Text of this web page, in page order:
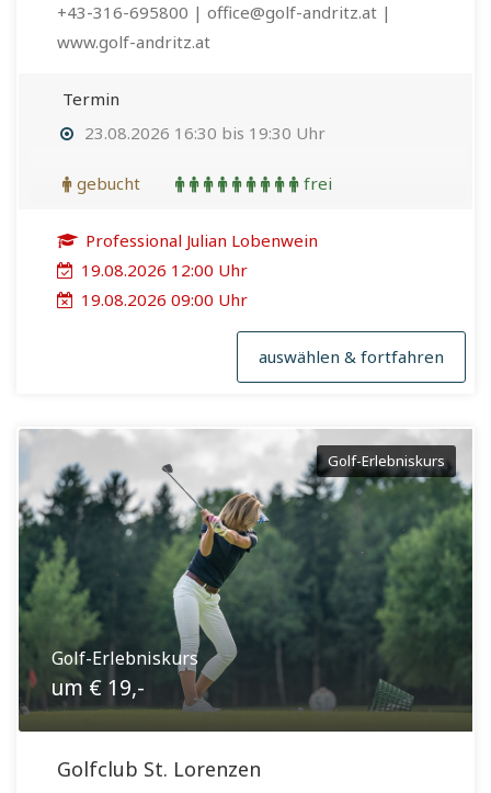
+43-316-695800 | office@golf-andritz.at |
www.golf-andritz.at
Termin
23.08.2026 16:30 bis 19:30 Uhr
gebucht frei
Professional Julian Lobenwein
19.08.2026 12:00 Uhr
19.08.2026 09:00 Uhr
auswählen & fortfahren
Golf-Erlebniskurs
Golf-Erlebniskurs
um € 19,-
Golfclub St. Lorenzen